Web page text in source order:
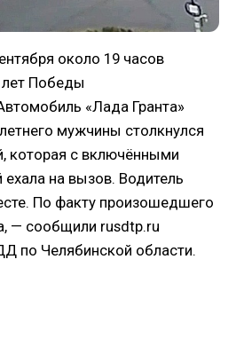
около 19 часов
лет Победы
«Лада Гранта»
мужчины столкнулся
которая с включёнными
на вызов. Водитель
По факту произошедшего
— сообщили rusdtp.ru
по Челябинской области.